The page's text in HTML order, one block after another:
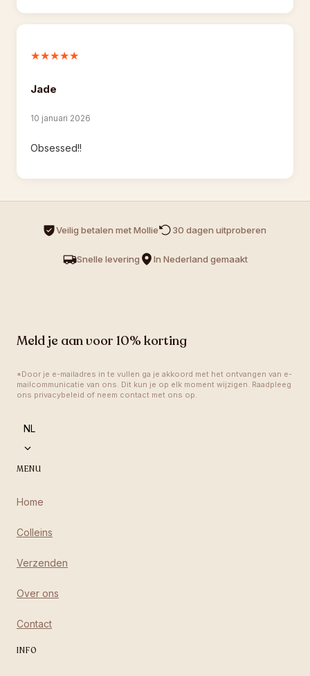
★★★★★
Jade
10 januari 2026
Obsessed!!
Veilig betalen met Mollie 30 dagen uitproberen
Snelle levering In Nederland gemaakt
Meld je aan voor 10% korting
*Door je e-mailadres in te vullen ga je akkoord met het ontvangen van e-
mailcommunicatie van ons. Dit kun je op elk moment wijzigen. Raadpleeg
ons privacybeleid of neem contact met ons op.
NL
MENU
Home
Colleins
Verzenden
Over ons
Contact
INFO